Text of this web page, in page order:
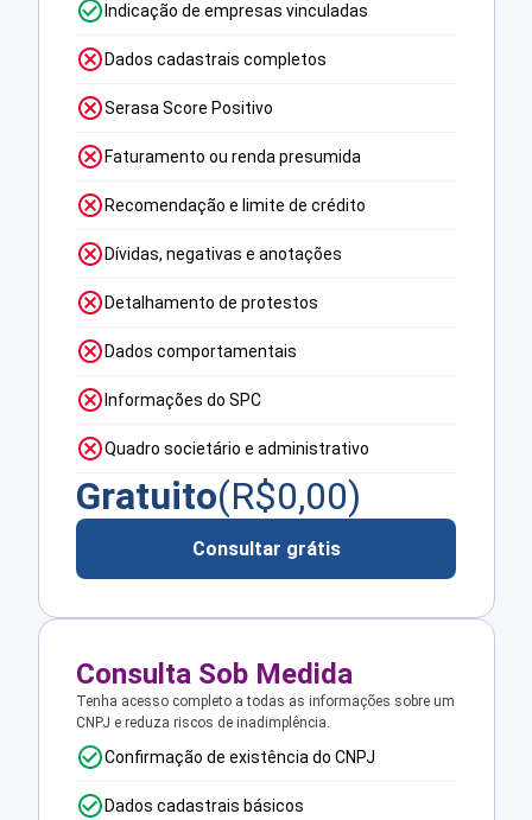
Indicação de empresas vinculadas
Dados cadastrais completos
Serasa Score Positivo
Faturamento ou renda presumida
Recomendação e limite de crédito
Dívidas, negativas e anotações
Detalhamento de protestos
Dados comportamentais
Informações do SPC
Quadro societário e administrativo
Gratuito(R$0,00)
Consultar grátis
Consulta Sob Medida
Tenha acesso completo a todas as informações sobre um
CNPJ e reduza riscos de inadimplência.
Confirmação de existência do CNPJ
Dados cadastrais básicos